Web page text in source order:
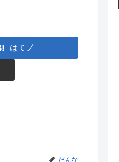
はてブ
だんな